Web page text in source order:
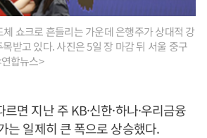
쇼크로 흔들리는 가운데 은행주가 상대적 강
받고 있다. 사진은 5일 장 마감 뒤 서울 중구
합뉴스>
면 지난 주 KB·신한·하나·우리금융
는 일제히 큰 폭으로 상승했다.